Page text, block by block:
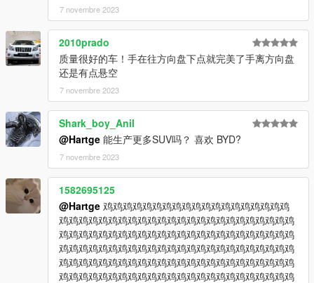
7 novembre 2023
2010prado
质量很好的车！手在往方向盘下点就完美了手离方向盘
还是有点悬空
7 novembre 2023
Shark_boy_Anil
@Hartge 能生产更多SUV吗？ 喜欢 BYD?
7 novembre 2023
1582695125
@Hartge 鸡鸡鸡鸡鸡鸡鸡鸡鸡鸡鸡鸡鸡鸡鸡鸡鸡鸡鸡
鸡鸡鸡鸡鸡鸡鸡鸡鸡鸡鸡鸡鸡鸡鸡鸡鸡鸡鸡鸡鸡鸡鸡鸡
鸡鸡鸡鸡鸡鸡鸡鸡鸡鸡鸡鸡鸡鸡鸡鸡鸡鸡鸡鸡鸡鸡鸡鸡
鸡鸡鸡鸡鸡鸡鸡鸡鸡鸡鸡鸡鸡鸡鸡鸡鸡鸡鸡鸡鸡鸡鸡鸡
鸡鸡鸡鸡鸡鸡鸡鸡鸡鸡鸡鸡鸡鸡鸡鸡鸡鸡鸡鸡鸡鸡鸡鸡
鸡鸡鸡鸡鸡鸡鸡鸡鸡鸡鸡鸡鸡鸡鸡鸡鸡鸡鸡鸡鸡鸡鸡鸡